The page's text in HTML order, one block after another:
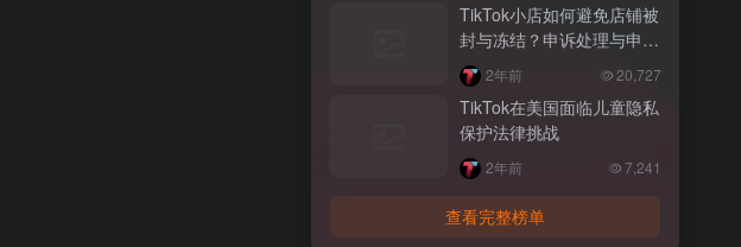
TikTok小店如何避免店铺被
封与冻结？申诉处理与申诉
策略 2年前 20,727
TikTok在美国面临儿童隐私
保护法律挑战
2年前 7,241
查看完整榜单